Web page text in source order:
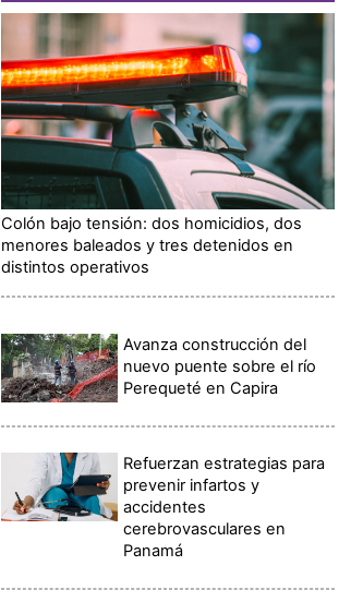
Colón bajo tensión: dos homicidios, dos
menores baleados y tres detenidos en
distintos operativos
Avanza construcción del
nuevo puente sobre el río
Perequeté en Capira
Refuerzan estrategias para
prevenir infartos y
accidentes
cerebrovasculares en
Panamá